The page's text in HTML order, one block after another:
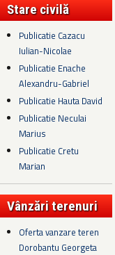
Stare civilă
Publicatie Cazacu
Iulian-Nicolae
Publicatie Enache
Alexandru-Gabriel
Publicatie Hauta David
Publicatie Neculai
Marius
Publicatie Cretu
Marian
Vânzări terenuri
Oferta vanzare teren
Dorobantu Georgeta